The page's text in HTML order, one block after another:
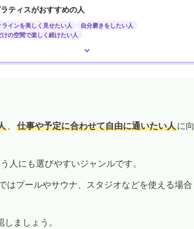
ラティスがおすすめの人
ラインを美しく見せたい人
自分磨きをしたい人
けの空間で楽しく続けたい人
、 仕事や予定に合わせて自由に通いたい人に向
人にも選びやすいジャンルです。
はプールやサウナ、スタジオなどを使える場合
ましょう。